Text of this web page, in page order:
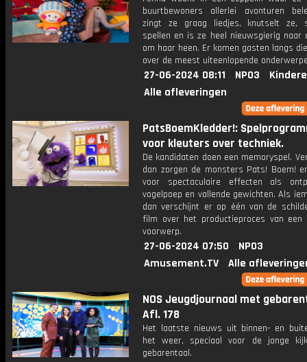
buurtbewoners allerlei avonturen
zingt ze graag liedjes, knutselt ze,
spellen en is ze heel nieuwsgierig naar
om haar heen. Er komen gasten langs
over de meest uiteenlopende
27-06-2024 08:11 NPO3
Alle afleveringen
PatsBoemKledder!:
voor kleuters over techniek.
De kandidaten doen een memoryspel.
dan zorgen de monsters Pats! Boem!
voor spectaculaire effecten als
vogelpoep en vallende gewichten. Als
dan verschijnt er op één van de
film over het productieproces van een
voorwerp.
27-06-2024 07:50
NPO3
Amusement.TV
Alle
NOS Jeugdjournaal met
Afl. 178
Het laatste nieuws uit binnen- en
het weer, speciaal voor de jonge
gebarentaal.